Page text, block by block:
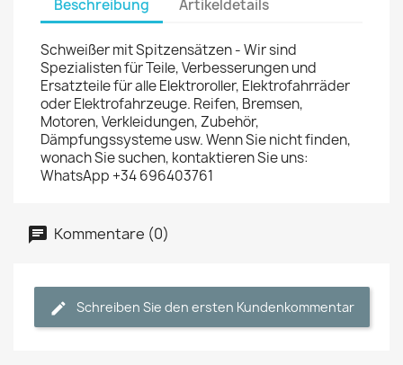
Beschreibung Artikeldetails
Schweißer mit Spitzensätzen - Wir sind
Spezialisten für Teile, Verbesserungen und
Ersatzteile für alle Elektroroller, Elektrofahrräder
oder Elektrofahrzeuge. Reifen, Bremsen,
Motoren, Verkleidungen, Zubehör,
Dämpfungssysteme usw. Wenn Sie nicht finden,
wonach Sie suchen, kontaktieren Sie uns:
WhatsApp +34 696403761
Kommentare (0)
Schreiben Sie den ersten Kundenkommentar